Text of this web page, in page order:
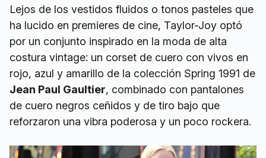
Lejos de los vestidos fluidos o tonos pasteles que
ha lucido en premieres de cine, Taylor-Joy optó
por un conjunto inspirado en la moda de alta
costura vintage: un corset de cuero con vivos en
rojo, azul y amarillo de la colección Spring 1991 de
Jean Paul Gaultier, combinado con pantalones
de cuero negros ceñidos y de tiro bajo que
reforzaron una vibra poderosa y un poco rockera.